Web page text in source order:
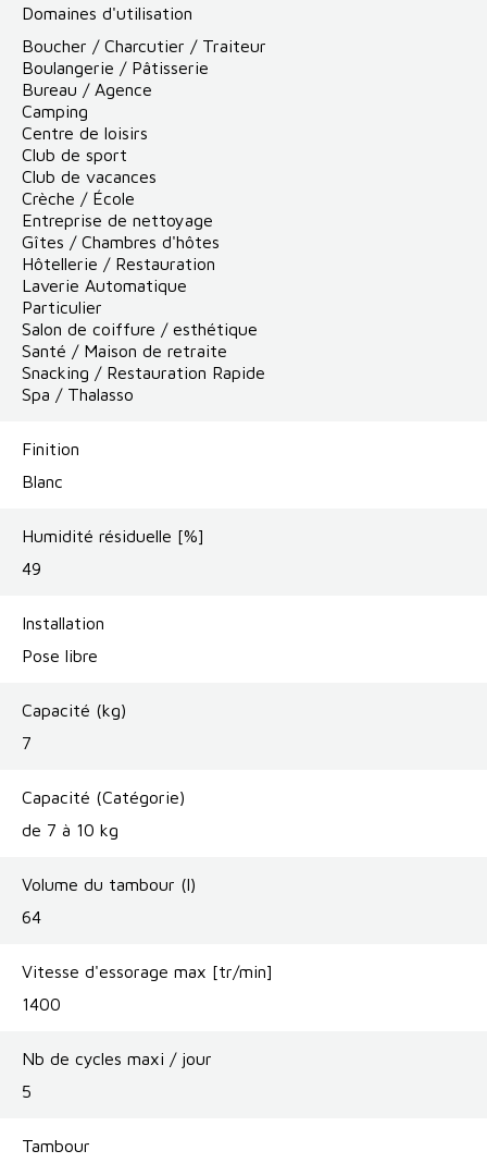
Domaines d'utilisation
Boucher / Charcutier / Traiteur
Boulangerie / Pâtisserie
Bureau / Agence
Camping
Centre de loisirs
Club de sport
Club de vacances
Crèche / École
Entreprise de nettoyage
Gîtes / Chambres d'hôtes
Hôtellerie / Restauration
Laverie Automatique
Particulier
Salon de coiffure / esthétique
Santé / Maison de retraite
Snacking / Restauration Rapide
Spa / Thalasso
Finition
Blanc
Humidité résiduelle [%]
49
Installation
Pose libre
Capacité (kg)
7
Capacité (Catégorie)
de 7 à 10 kg
Volume du tambour (l)
64
Vitesse d'essorage max [tr/min]
1400
Nb de cycles maxi / jour
5
Tambour